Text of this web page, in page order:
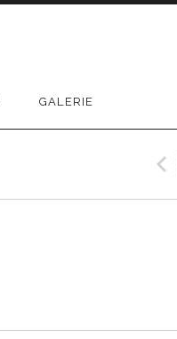
GALERIE